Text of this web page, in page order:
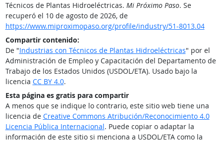
Técnicos de Plantas Hidroeléctricas. Mi Próximo Paso. Se
recuperó el 10 de agosto de 2026, de
https://www.miproximopaso.org/profile/industry/51-8013.04
Compartir contenido:
De "Industrias con Técnicos de Plantas Hidroeléctricas" por el
Administración de Empleo y Capacitación del Departamento de
Trabajo de los Estados Unidos (USDOL/ETA). Usado bajo la
licencia CC BY 4.0.
Esta página es gratis para compartir
A menos que se indique lo contrario, este sitio web tiene una
licencia de Creative Commons Atribución/Reconocimiento 4.0
Licencia Pública Internacional. Puede copiar o adaptar la
información de este sitio si menciona a USDOL/ETA como la